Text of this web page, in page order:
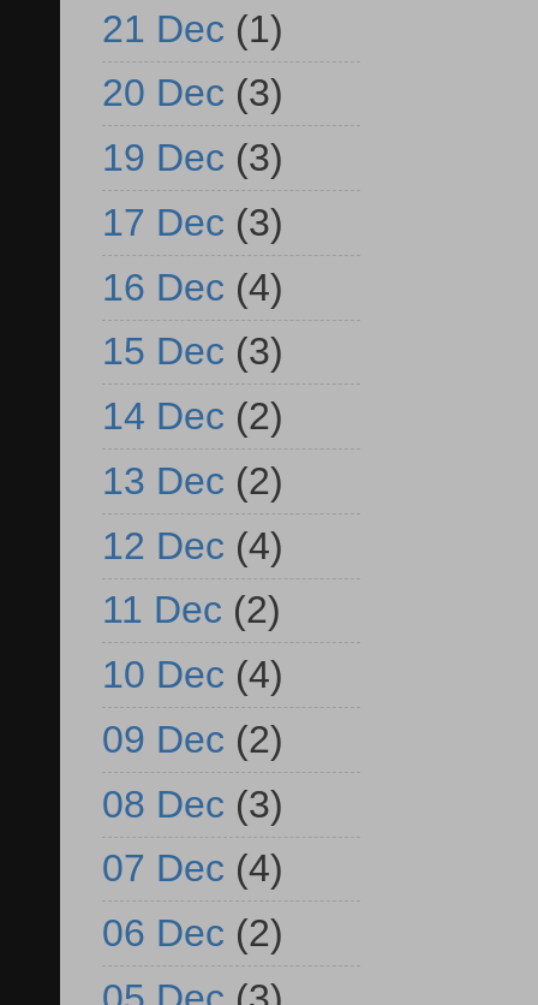
21 Dec (1)
20 Dec (3)
19 Dec (3)
17 Dec (3)
16 Dec (4)
15 Dec (3)
14 Dec (2)
13 Dec (2)
12 Dec (4)
11 Dec (2)
10 Dec (4)
09 Dec (2)
08 Dec (3)
07 Dec (4)
06 Dec (2)